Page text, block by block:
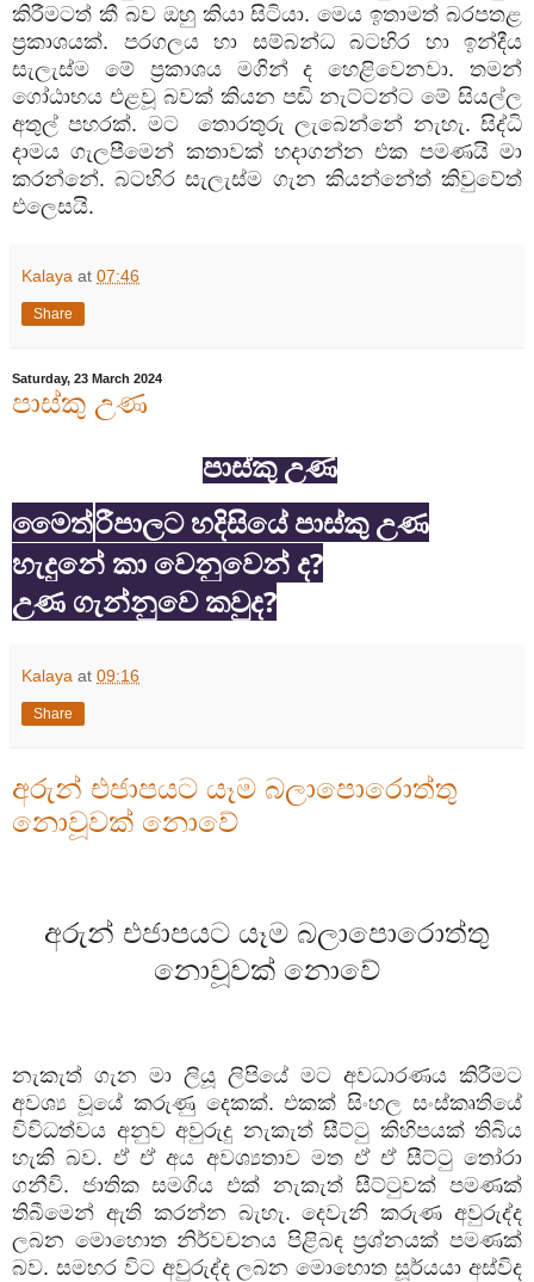
කිරීමටත් කී බව ඔහු කියා සිටියා.මෙය ඉතාමත් බරපතළ
ප්‍රකාශයක්. පරගලය හා සම්බන්ධ බටහිර හා
ඉන්දීය
සැලැස්ම
මේ ප්‍රකාශය මගින් ද හෙළිවෙනවා.තමන්
ගෝඨාභය එළවූ බවක් කියන පඬි නැට්ටන්ට මේ සියල්ල
අතුල් පහරක්. මට තොරතුරු ලැබෙන්නේ නැහැ.සිද්ධි
දාමය ගැලපීමෙන් කතාවක් හදාගන්න එක පමණයි මා
කරන්නේ.බටහිර සැලැස්ම ගැන කියන්නේත් කිවුවේත්
එලෙසයි.
Kalaya at 07:46
Share
Saturday, 23 March 2024
පාස්කු උණ
පාස්කු උණ
මෛත්රීපාලට හදිසියේ පාස්කු උණ
හැදුනේ කා වෙනුවෙන් ද?
උණ ගැන්නුවෙ කවුද?
Kalaya at 09:16
Share
අරුන් එජාපයට යෑම බලාපොරොත්තු
නොවූවක් නොවේ
අරුන් එජාපයට යෑම බලාපොරොත්තු
නොවූවක් නොවේ
නැකැත් ගැන මා ලියූ ලිපියේ මට අවධාරණය කිරීමට
අවශ්‍ය වූයේ කරුණු දෙකක්.එකක් සිංහල සංස්කෘතියේ
විවිධත්වය අනුව අවුරුදු නැකැත් සීට්ටු කිහිපයක් තිබිය
හැකි බව.ඒ ඒ අය අවශ්‍යතාව මත ඒ ඒ සීට්ටු තෝරා
ගනීවි. ජාතික සමගිය එක් නැකැත් සීට්ටුවක් පමණක්
තිබීමෙන් ඇති කරන්න බැහැ.දෙවැනි කරුණ අවුරුද්ද
ලබන මොහොත නිර්වචනය පිළිබඳ ප්‍රශ්නයක් පමණක්
බව. සමහර විට අවුරුද්ද ලබන මොහොත සූර්යයා අස්විද